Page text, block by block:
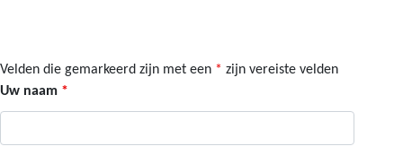
Velden die gemarkeerd zijn met een * zijn vereiste velden
Uw naam *